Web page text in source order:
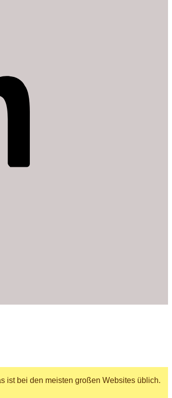
ist bei den meisten großen Websites üblich.